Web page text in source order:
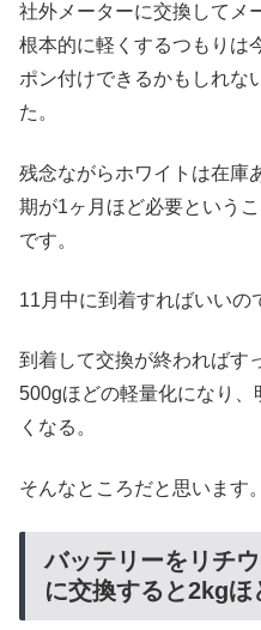
社外メーターに交換してメ
根本的に軽くするつもりは
ポン付けできるかもしれな
た。
残念ながらホワイトは在庫
期が1ヶ月ほど必要という
です。
11月中に到着すればいいの
到着して交換が終わればす
500gほどの軽量化になり
くなる。
そんなところだと思います。
バッテリーをリチ
に交換すると2kgほ